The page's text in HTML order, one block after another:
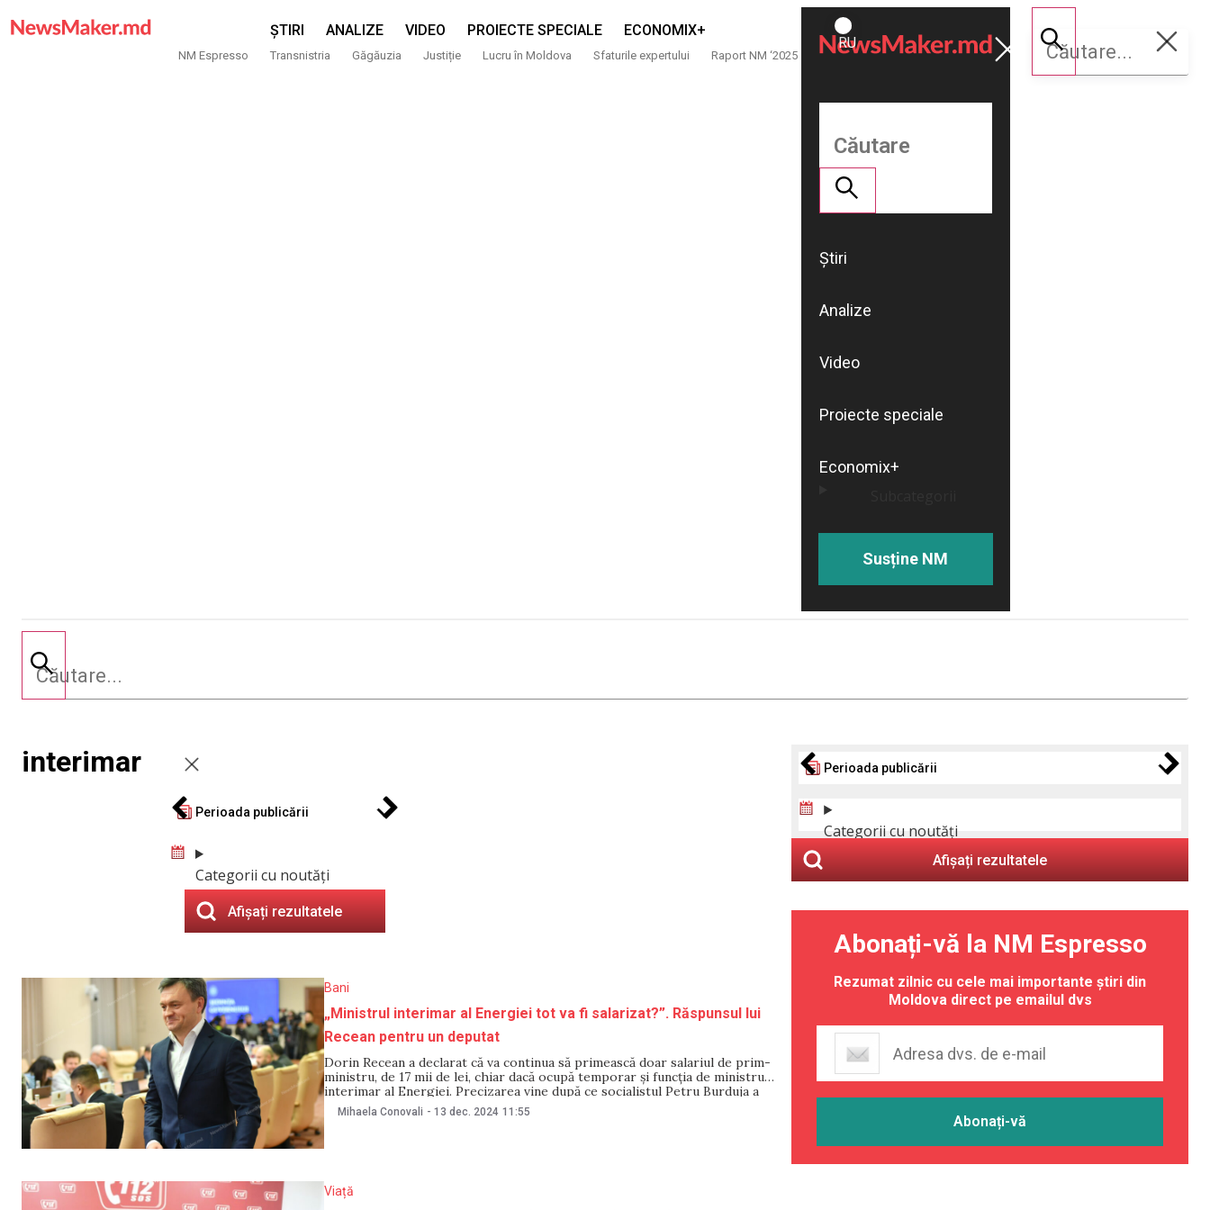
ȘTIRI ANALIZE VIDEO PROIECTE SPECIALE ECONOMIX+
NM Espresso Transnistria Găgăuzia Justiție Lucru în Moldova Sfaturile expertului Raport NM ‘2025
ROMÂNĂ
RU
Susține
NM
Știri
Analize
Video
Proiecte speciale
Economix+
Susține NM
interimar
Perioada publicării
Categorii cu noutăți
Afișați rezultatele
Bani
„Ministrul interimar al Energiei tot va fi salarizat?”. Răspunsul lui
Recean pentru un deputat
Dorin Recean a declarat că va continua să primească doar salariul de prim-
ministru, de 17 mii de lei, chiar dacă ocupă temporar și funcția de ministru
interimar al Energiei. Precizarea vine după ce socialistul Petru Burduja a
remarcat că proiectul privind instituirea stării de urgență în energetică este
semnat și
Mihaela Conovali - 13 dec. 2024 11:55
Viață
Perioada publicării
Categorii cu noutăți
Afișați rezultatele
Abonați-vă la NM Espresso
Rezumat zilnic cu cele mai importante știri din
Moldova direct pe emailul dvs